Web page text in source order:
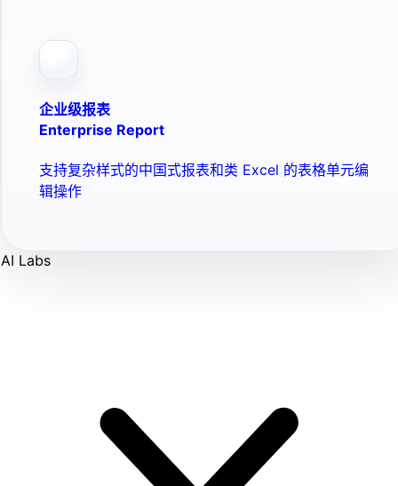
企业级报表
Enterprise Report
支持复杂样式的中国式报表和类 Excel 的表格单元编
辑操作
AI Labs